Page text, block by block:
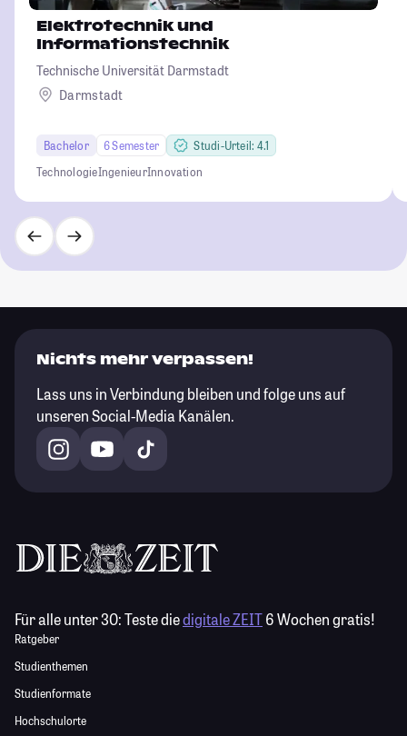
Elektrotechnik und
Informationstechnik
Technische Universität Darmstadt
Darmstadt
Bachelor 6 Semester
Studi-Urteil: 4.1
TechnologieIngenieurInnovation
Nichts mehr verpassen!
Lass uns in Verbindung bleiben und folge uns auf
unseren Social-Media Kanälen.
Für alle unter 30:Teste diedigitale ZEIT6 Wochen gratis!
Ratgeber
Studienthemen
Studienformate
Hochschulorte